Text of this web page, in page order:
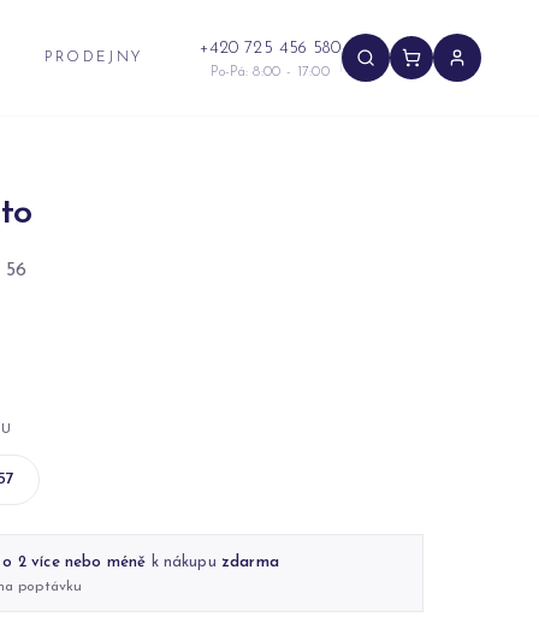
PRODEJNY +420 725 456 580
Po-Pá: 8:00 - 17:00
56
2 více nebo méně k nákupu zdarma
poptávku